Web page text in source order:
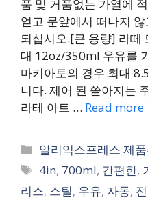
품 및 거품없는 가열에
얻고 문앞에서 떠나지
되십시오.[큰 용량] 라떼
대 12oz/350ml 우유를
마키아토의 경우 최대
니다. 제어 된 쏟아지는
라테 아트 … Read more
Categories
알리익스프레스 제
Tags
4in, 700ml, 간편한,
리스, 스틸, 우유, 자동,